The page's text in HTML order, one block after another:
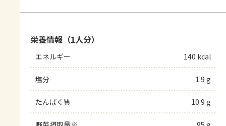
栄養情報（1人分）
エネルギー 140 kcal
塩分 1.9 g
たんぱく質 10.9 g